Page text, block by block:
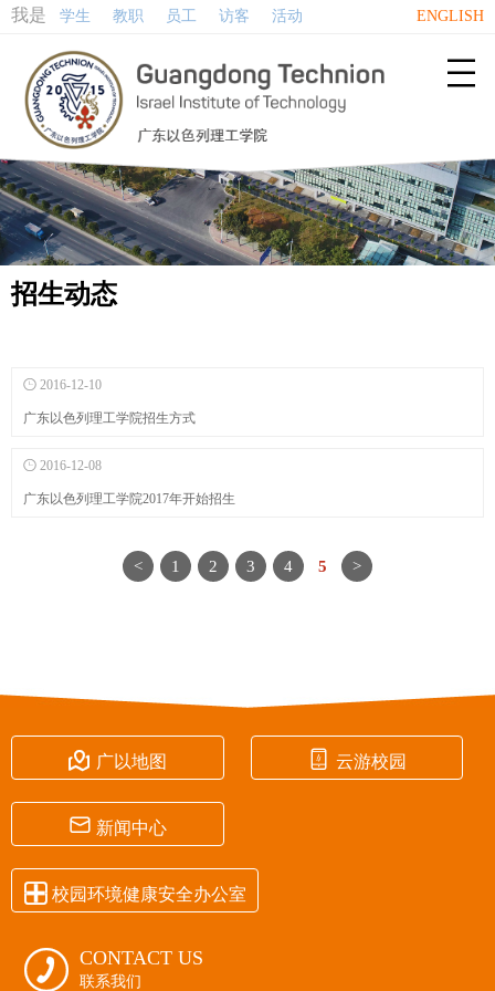
我是 学生 教职 员工 访客 活动 ENGLISH

招生动态
 2016-12-10
广东以色列理工学院招生方式
 2016-12-08
广东以色列理工学院2017年开始招生
< 1 2 3 4 5 >
 广以地图  云游校园
 新闻中心
 校园环境健康安全办公室
 CONTACT US
联系我们